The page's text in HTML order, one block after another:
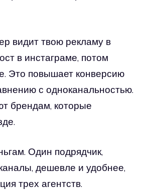
видит твою рекламу в
в инстаграме, потом
Это повышает конверсию
с одноканальностью.
брендам, которые
Один подрядчик,
дешевле и удобнее,
трех агентств.